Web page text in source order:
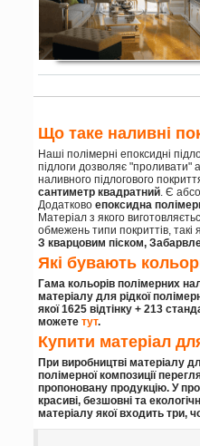
Що таке наливні
Наші полімерні епоксидні
підлоги дозволяє "проливати"
наливного підлогового
сантиметр квадратний. Є
Додатково епоксидна
Матеріал з якого
обмежень типи покриттів, такі
З кварцовим піском,
Які бувають
Гама кольорів полімерних
матеріалу для рідкої
якої1625 відтінку + 213
можете тут.
Купити матеріал
При виробництві матеріалу
полімерної композиції
пропоновану продукцію. У
красиві, безшовні та
матеріалу якої входить три,